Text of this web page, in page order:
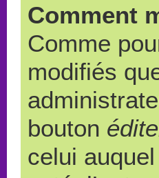
Comment
Comme
modifiés
bouton
celui